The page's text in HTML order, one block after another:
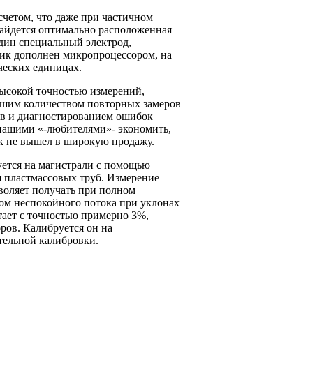
что даже при частичном
оптимально расположенная
специальный электрод,
дополнен микропроцессором, на
единицах.
точностью измерений,
количеством повторных замеров
и диагностированием ошибок
«-любителями»- экономить,
не вышел в широкую продажу.
на магистрали с помощью
пластмассовых труб. Измерение
получать при полном
неспокойного потока при уклонах
с точностью примерно 3%,
Калибруется он на
калибровки.